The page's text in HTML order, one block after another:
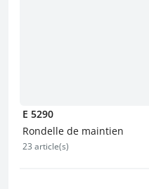
E 5290
Rondelle de maintien
23 article(s)